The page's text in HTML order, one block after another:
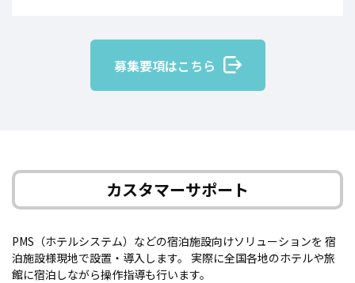
募集要項はこちら
カスタマーサポート
PMS（ホテルシステム）などの宿泊施設向けソリューションを 宿
泊施設様現地で設置・導入します。 実際に全国各地のホテルや旅
館に宿泊しながら操作指導も行います。